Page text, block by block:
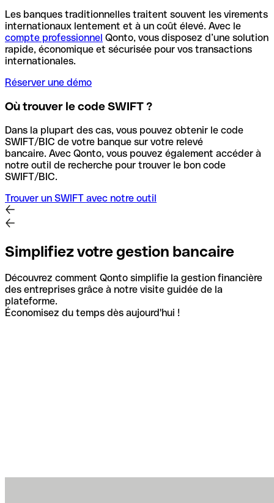
Les banques traditionnelles traitent souvent les virements
internationaux lentement et à un coût élevé. Avec le
compte professionnel Qonto, vous disposez d’une solution
rapide, économique et sécurisée pour vos transactions
internationales.
Réserver une démo
Où trouver le code SWIFT ?
Dans la plupart des cas, vous pouvez obtenir le code
SWIFT/BIC de votre banque sur votre relevé
bancaire. Avec Qonto, vous pouvez également accéder à
notre outil de recherche pour trouver le bon code
SWIFT/BIC.
Trouver un SWIFT avec notre outil
Simplifiez votre gestion bancaire
Découvrez comment Qonto simplifie la gestion financière
des entreprises grâce à notre visite guidée de la
plateforme.
Économisez du temps dès aujourd'hui !